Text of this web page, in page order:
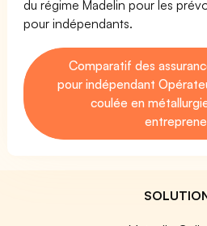
du régime Madelin pour les
pour indépendants.
Comparatif des
pour indépendant
coulée en